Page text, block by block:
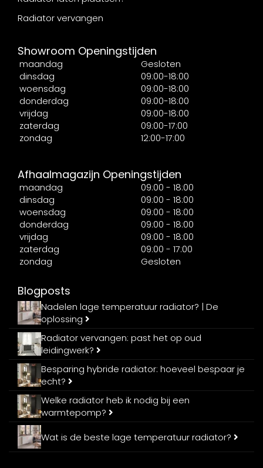
Radiator vervangen
Showroom Openingstijden
maandag
Gesloten
dinsdag
09:00-18:00
woensdag
09:00-18:00
donderdag
09:00-18:00
vrijdag
09:00-18:00
zaterdag
09:00-17:00
zondag
12:00-17:00
Afhaalmagazijn Openingstijden
maandag
09:00 - 18:00
dinsdag
09:00 - 18:00
woensdag
09:00 - 18:00
donderdag
09:00 - 18:00
vrijdag
09:00 - 18:00
zaterdag
09:00 - 17:00
zondag
Gesloten
Blogposts
Nadelen lage temperatuur radiator? | De
oplossing
Radiator vervangen: past het op oud
leidingwerk?
Besparing hybride radiator: hoeveel bespaar je
echt?
Welke radiator heb ik nodig bij een
warmtepomp?
Wat is de beste lage temperatuur radiator?